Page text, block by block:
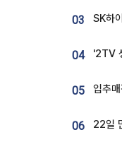
03
04
05
06